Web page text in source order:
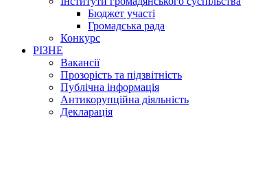
Бюджет участі
Громадська рада
Конкурс
РІЗНЕ
Вакансії
Прозорість та підзвітність
Публічна інформація
Антикорупційна діяльність
Декларація